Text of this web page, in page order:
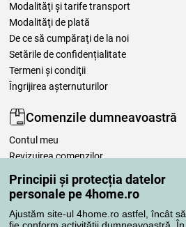
Principii și protecția datelor
personale pe 4home.ro
Ajustăm site-ul 4home.ro astfel, încât să
Modalităţi şi tarife transport
Modalităţi de plată
De ce să cumpăraţi de la noi
Setările de confidențialitate
Termeni şi condiţii
Îngrijirea așternuturilor
Comenzile dumneavoastră
Contul meu
Revizuirea comenzilor
Reclamaţii
Retragere de la contract
Regulile de procesare a recenziilor